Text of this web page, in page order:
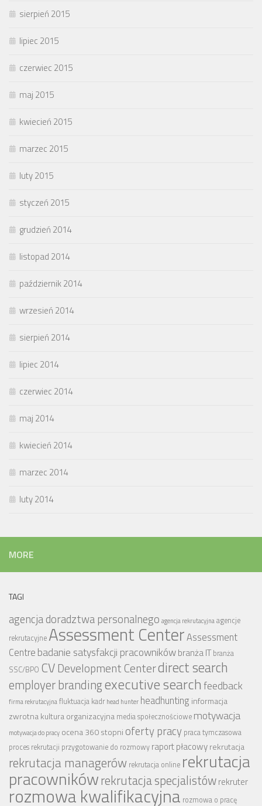
sierpień 2015
lipiec 2015
czerwiec 2015
maj 2015
kwiecień 2015
marzec 2015
luty 2015
styczeń 2015
grudzień 2014
listopad 2014
październik 2014
wrzesień 2014
sierpień 2014
lipiec 2014
czerwiec 2014
maj 2014
kwiecień 2014
marzec 2014
luty 2014
MORE
TAGI
agencja doradztwa personalnego agencja rekrutacyjnaagencje
rekrutacyjne Assessment CenterAssessment
Centre badanie satysfakcji pracownikówbranża IT branża
SSC/BPO CV Development Centerdirect search
employer brandingexecutive searchfeedback
firma rekrutacyjnafluktuacja kadr head hunter headhunting informacja
zwrotnakultura organizacyjna media społecznościowe motywacja
motywacja do pracy ocena 360 stopni oferty pracy praca tymczasowa
proces rekrutacji przygotowanie do rozmowy raport płacowyrekrutacja
rekrutacja managerów rekrutacja online rekrutacja
pracownikówrekrutacja specjalistówrekruter
rozmowa kwalifikacyjna rozmowa o pracę